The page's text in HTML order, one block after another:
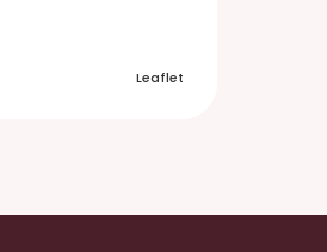
Leaflet